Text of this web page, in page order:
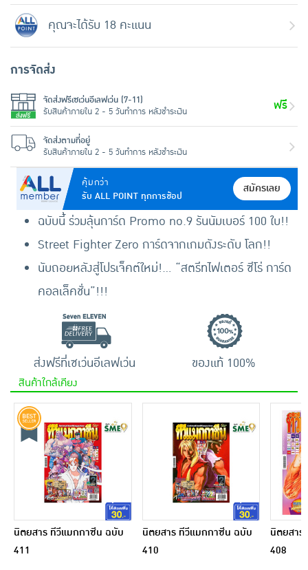
คุ้มกว่า
รับ ALL POINT ทุกการช้อป
สมัครเลย
ฉบับนี้ ร่วมลุ้นการ์ด Promo no.9 รันนัมเบอร์ 100 ใบ!!
Street Fighter Zero การ์ดจากเกมดังระดับ โลก!!
นับถอยหลังสู่โปรเจ็คต์ใหม่!... “สตรีทไฟเตอร์ ซีโร่ การ์ด
คอลเล็คชั่น”!!!
คุณจะได้รับ 18 คะแนน
การจัดส่ง
จัดส่งฟรีเซเว่นอีเลฟเว่น (7-11)
รับสินค้าภายใน 2 - 5 วันทำการ หลังชำระเงิน
ฟรี
จัดส่งตามที่อยู่
รับสินค้าภายใน 2 - 5 วันทำการ หลังชำระเงิน
ส่งฟรีที่เซเว่นอีเลฟเว่น ของแท้ 100%
สินค้าใกล้เคียง
นิตยสาร ทีวีแมกกาซีน ฉบับ
411
นิตยสาร ทีวีแมกกาซีน ฉบับ
410
นิตยสา
408